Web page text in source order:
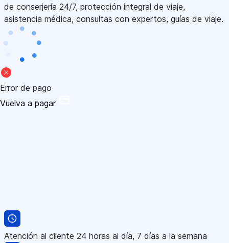
de conserjería 24/7, protección integral de viaje,
asistencia médica, consultas con expertos, guías de viaje.
Error de pago
Vuelva a pagar
Atención al cliente 24 horas al día, 7 días a la semana